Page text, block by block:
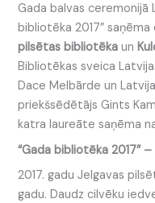
Gada balvas ceremonijā
bibliotēka 2017”
pilsētas bibliotēkaun
Bibliotēkas sveica
Dace Melbārde un
priekšsēdētājs Gints
katra laureāte saņēma
“Gada bibliotēka 2017” –
2017. gadu Jelgavas
gadu. Daudz cilvēku